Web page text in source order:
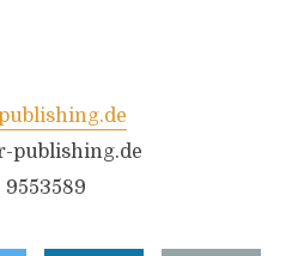
publishing.de
9553589